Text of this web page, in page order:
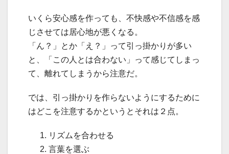
いくら安心感を作っても、不快感や不信感を感
じさせては居心地が悪くなる。
「ん？」とか「え？」って引っ掛かりが多い
と、「この人とは合わない」って感じてしまっ
て、離れてしまうから注意だ。
では、引っ掛かりを作らないようにするために
はどこを注意するかというとそれは２点。
リズムを合わせる
言葉を選ぶ